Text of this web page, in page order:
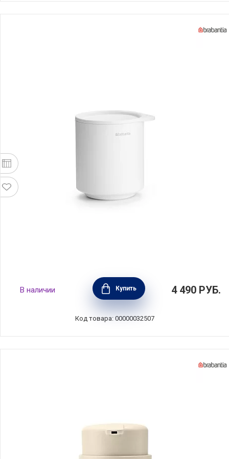
Контейнер для ватных дисков Mindset, цвет
белый, Brabantia, Бельгия, 303302
В наличии Купить 4 490 РУБ.
Код товара: 00000032507